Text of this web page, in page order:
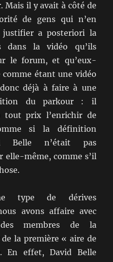
Mais il y avait à côté de
de gens qui n’en
justifier a posteriori la
dans la vidéo qu’ils
le forum, et qu’eux-
étant une vidéo
déjà à faire à une
du parkour : il
tout prix l’enrichir de
si la définition
Belle n’était pas
elle-même, comme s’il
type de dérives
avons affaire avec
membres de la
la première « aire de
En effet, David Belle